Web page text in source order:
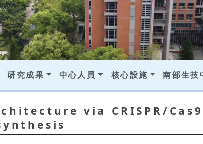
研究成果 中心人員 核心設施 南部生技
via CRISPR/